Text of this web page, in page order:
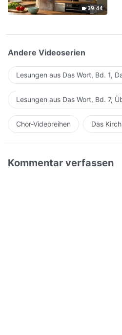
39:44
Andere Videoserien
Lesungen aus Das Wort, Bd. 1,
Lesungen aus Das Wort, Bd. 7,
Chor-Videoreihen Das
Kommentar verfassen